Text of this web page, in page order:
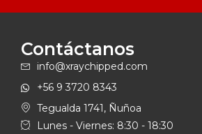
Contáctanos
info@xraychipped.com
+56 9 3720 8343
Tegualda 1741, Ñuñoa
Lunes - Viernes: 8:30 - 18:30